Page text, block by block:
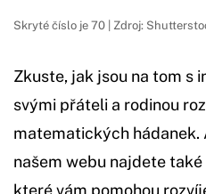
Skryté číslo je 70 | Zdroj:
Zkuste, jak jsou na tom s
svými přáteli a rodinou
matematických hádanek.
našem webu najdete